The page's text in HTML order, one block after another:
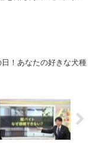
！あなたの好きな犬種